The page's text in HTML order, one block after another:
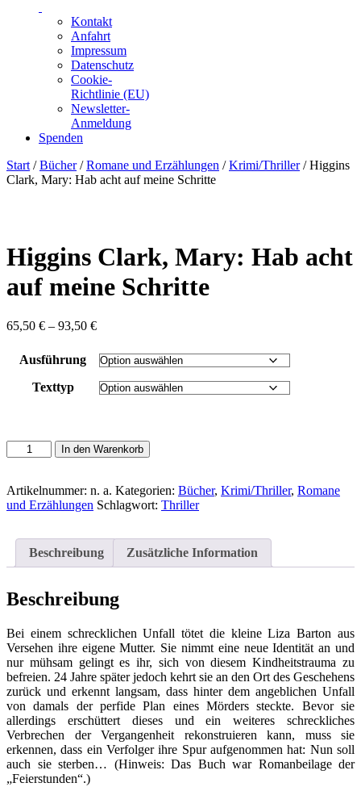
Kontakt
Anfahrt
Impressum
Datenschutz
Cookie-
Richtlinie (EU)
Newsletter-
Anmeldung
Spenden
Skip
to
Start /Bücher/Romane und Erzählungen /Krimi/Thriller/ Higgins
Clark, Mary: Hab acht auf meine Schritte
Higgins Clark, Mary: Hab acht
auf meine Schritte
65,50 € – 93,50 €Preisspanne:
bis
93,50 €
Ausführung
Texttyp
Higgins
Clark,
Hab
acht
Schritte
Menge
In den Warenkorb
Artikelnummer: n. a. Kategorien: Bücher, Krimi/Thriller, Romane
und Erzählungen Schlagwort: Thriller
Beschreibung Zusätzliche Information
Beschreibung
Bei einem schrecklichen Unfall tötet die kleine Liza Barton aus
Versehen ihre eigene Mutter. Sie nimmt eine neue Identität an und
nur mühsam gelingt es ihr, sich von diesem Kindheitstrauma zu
befreien. 24 Jahre später jedoch kehrt sie an den Ort des Geschehens
zurück und erkennt langsam, dass hinter dem angeblichen Unfall
von damals der perfide Plan eines Mörders steckte. Bevor sie
allerdings erschüttert dieses und ein weiteres schreckliches
Verbrechen der Vergangenheit rekonstruieren kann, muss sie
erkennen, dass ein Verfolger ihre Spur aufgenommen hat: Nun soll
auch sie sterben… (Hinweis: Das Buch war Romanbeilage der
„Feierstunden“.)